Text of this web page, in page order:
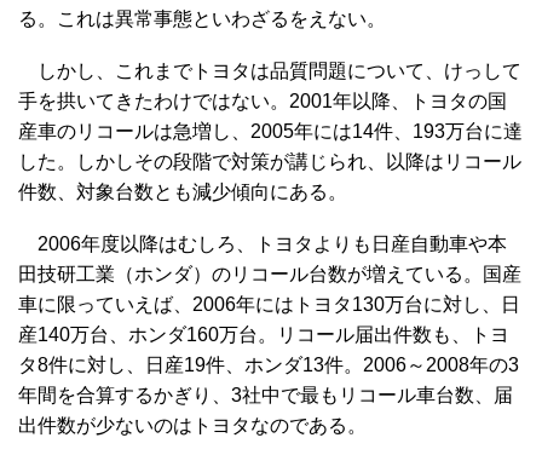
る。これは異常事態といわざるをえない。
しかし、これまでトヨタは品質問題について、けっして
手を拱いてきたわけではない。2001年以降、トヨタの国
産車のリコールは急増し、2005年には14件、193万台に達
した。しかしその段階で対策が講じられ、以降はリコール
件数、対象台数とも減少傾向にある。
2006年度以降はむしろ、トヨタよりも日産自動車や本
田技研工業（ホンダ）のリコール台数が増えている。国産
車に限っていえば、2006年にはトヨタ130万台に対し、日
産140万台、ホンダ160万台。リコール届出件数も、トヨ
タ8件に対し、日産19件、ホンダ13件。2006～2008年の3
年間を合算するかぎり、3社中で最もリコール車台数、届
出件数が少ないのはトヨタなのである。